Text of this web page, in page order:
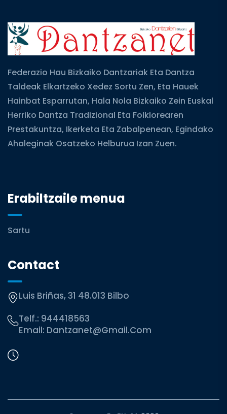
Federazio Hau Bizkaiko Dantzariak Eta Dantza
Taldeak Elkartzeko Xedez Sortu Zen, Eta Hauek
Hainbat Esparrutan, Hala Nola Bizkaiko Zein Euskal
Herriko Dantza Tradizional Eta Folklorearen
Prestakuntza, Ikerketa Eta Zabalpenean, Egindako
Ahaleginak Osatzeko Helburua Izan Zuen.
Erabiltzaile menua
Sartu
Contact
Luis Briñas, 31 48.013 Bilbo
Telf.: 944418563
Email: Dantzanet@gmail.com